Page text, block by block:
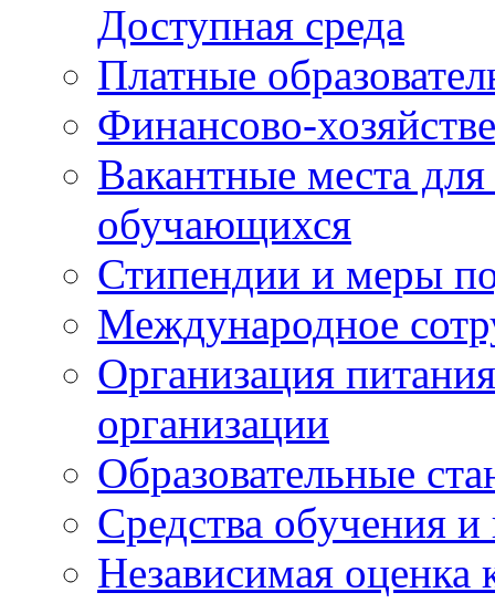
Доступная среда
Платные
Финансово-
Вакантные места
обучающихся
Стипендии и меры
Международное
Организация
организации
Образовательные
Средства обучения и
Независимая оценка